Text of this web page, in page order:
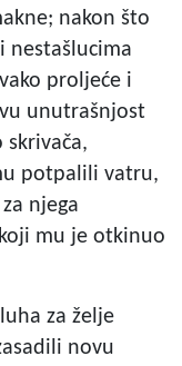
nakon što
nestašlucima
proljeće i
unutrašnjost
skrivača,
potpalili vatru,
njega
mu je otkinuo
za želje
novu